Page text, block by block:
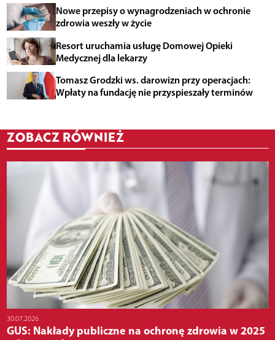
Nowe przepisy o wynagrodzeniach w ochronie
zdrowia weszły w życie
Resort uruchamia usługę Domowej Opieki
Medycznej dla lekarzy
Tomasz Grodzki ws. darowizn przy operacjach:
Wpłaty na fundację nie przyspieszały terminów
ZOBACZ RÓWNIEŻ
30.07.2026
GUS: Nakłady publiczne na ochronę zdrowia w 2025